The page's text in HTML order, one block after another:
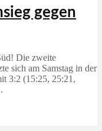
gegen
Die zweite
sich am Samstag in der
3:2 (15:25, 25:21,